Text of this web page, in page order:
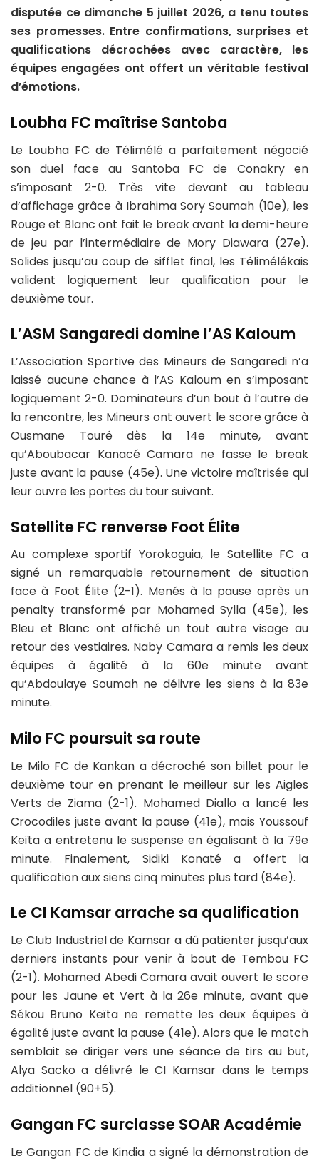
disputée ce dimanche 5 juillet 2026, a tenu toutes
ses promesses. Entre confirmations, surprises et
qualifications décrochées avec caractère, les
équipes engagées ont offert un véritable festival
d’émotions.
Loubha FC maîtrise Santoba
Le Loubha FC de Télimélé a parfaitement négocié
son duel face au Santoba FC de Conakry en
s’imposant 2-0. Très vite devant au tableau
d’affichage grâce à Ibrahima Sory Soumah (10e), les
Rouge et Blanc ont fait le break avant la demi-heure
de jeu par l’intermédiaire de Mory Diawara (27e).
Solides jusqu’au coup de sifflet final, les Télimélékais
valident logiquement leur qualification pour le
deuxième tour.
L’ASM Sangaredi domine l’AS Kaloum
L’Association Sportive des Mineurs de Sangaredi n’a
laissé aucune chance à l’AS Kaloum en s’imposant
logiquement 2-0. Dominateurs d’un bout à l’autre de
la rencontre, les Mineurs ont ouvert le score grâce à
Ousmane Touré dès la 14e minute, avant
qu’Aboubacar Kanacé Camara ne fasse le break
juste avant la pause (45e). Une victoire maîtrisée qui
leur ouvre les portes du tour suivant.
Satellite FC renverse Foot Élite
Au complexe sportif Yorokoguia, le Satellite FC a
signé un remarquable retournement de situation
face à Foot Élite (2-1). Menés à la pause après un
penalty transformé par Mohamed Sylla (45e), les
Bleu et Blanc ont affiché un tout autre visage au
retour des vestiaires. Naby Camara a remis les deux
équipes à égalité à la 60e minute avant
qu’Abdoulaye Soumah ne délivre les siens à la 83e
minute.
Milo FC poursuit sa route
Le Milo FC de Kankan a décroché son billet pour le
deuxième tour en prenant le meilleur sur les Aigles
Verts de Ziama (2-1). Mohamed Diallo a lancé les
Crocodiles juste avant la pause (41e), mais Youssouf
Keïta a entretenu le suspense en égalisant à la 79e
minute. Finalement, Sidiki Konaté a offert la
qualification aux siens cinq minutes plus tard (84e).
Le CI Kamsar arrache sa qualification
Le Club Industriel de Kamsar a dû patienter jusqu’aux
derniers instants pour venir à bout de Tembou FC
(2-1). Mohamed Abedi Camara avait ouvert le score
pour les Jaune et Vert à la 26e minute, avant que
Sékou Bruno Keïta ne remette les deux équipes à
égalité juste avant la pause (41e). Alors que le match
semblait se diriger vers une séance de tirs au but,
Alya Sacko a délivré le CI Kamsar dans le temps
additionnel (90+5).
Gangan FC surclasse SOAR Académie
Le Gangan FC de Kindia a signé la démonstration de